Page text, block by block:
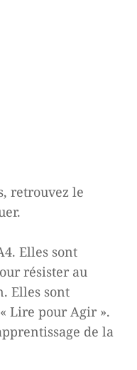
retrouvez le
Elles sont
résister au
Elles sont
Lire pour Agir ».
de la